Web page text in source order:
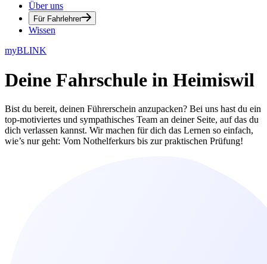
Über uns
Für Fahrlehrer
Wissen
myBLINK
Deine Fahrschule in Heimiswil
Bist du bereit, deinen Führerschein anzupacken? Bei uns hast du ein
top-motiviertes und sympathisches Team an deiner Seite, auf das du
dich verlassen kannst. Wir machen für dich das Lernen so einfach,
wie’s nur geht: Vom Nothelferkurs bis zur praktischen Prüfung!